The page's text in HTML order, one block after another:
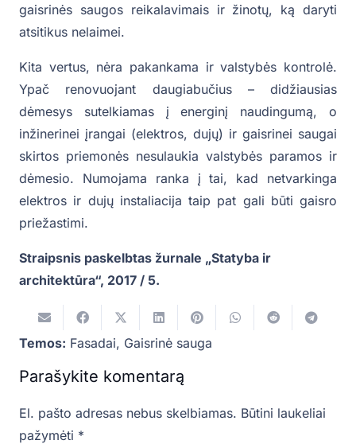
gaisrinės saugos reikalavimais ir žinotų, ką daryti
atsitikus nelaimei.
Kita vertus, nėra pakankama ir valstybės kontrolė.
Ypač renovuojant daugiabučius – didžiausias
dėmesys sutelkiamas į energinį naudingumą, o
inžinerinei įrangai (elektros, dujų) ir gaisrinei saugai
skirtos priemonės nesulaukia valstybės paramos ir
dėmesio. Numojama ranka į tai, kad netvarkinga
elektros ir dujų instaliacija taip pat gali būti gaisro
priežastimi.
Straipsnis paskelbtas žurnale „Statyba ir
architektūra“, 2017 / 5.
Temos: Fasadai, Gaisrinė sauga
Parašykite komentarą
El. pašto adresas nebus skelbiamas. Būtini laukeliai
pažymėti *